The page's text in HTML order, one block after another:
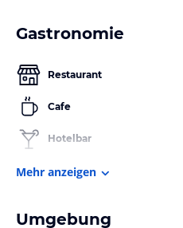
Gastronomie
Restaurant
Cafe
Hotelbar
Mehr anzeigen
Umgebung